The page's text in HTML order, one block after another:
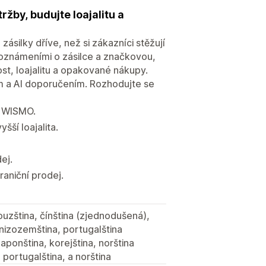
budujte loajalitu a
dříve, než si zákazníci stěžují
o zásilce a značkovou,
loajalitu a opakované nákupy.
AI doporučením. Rozhodujte se
loajalita.
prodej.
čínština (zjednodušená),
portugalština
korejština, norština
a norština